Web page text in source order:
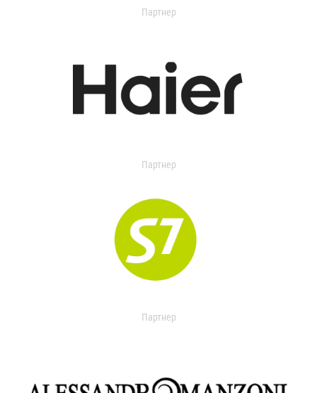
Партнер
Партнер
Партнер